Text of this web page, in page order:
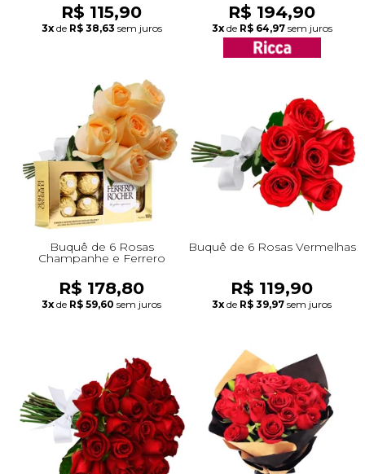
R$ 115,90
3x de R$ 38,63 sem juros
R$ 194,90
3x de R$ 64,97 sem juros
Buquê de 6 Rosas
Champanhe e Ferrero
R$ 178,80
3x de R$ 59,60 sem juros
Buquê de 6 Rosas Vermelhas
R$ 119,90
3x de R$ 39,97 sem juros